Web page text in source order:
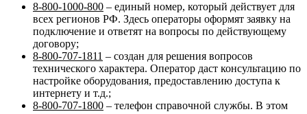
8-800-1000-800 – единый номер, который действует для
всех регионов РФ. Здесь операторы оформят заявку на
подключение и ответят на вопросы по действующему
договору;
8-800-707-1811 – создан для решения вопросов
технического характера. Оператор даст консультацию по
настройке оборудования, предоставлению доступа к
интернету и т.д.;
8-800-707-1800 – телефон справочной службы. В этом